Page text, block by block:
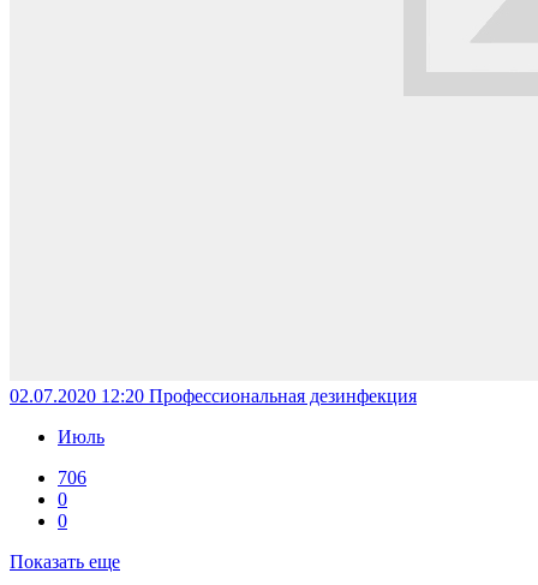
02.07.2020 12:20 Профессиональная дезинфекция
Июль
706
0
0
Показать еще